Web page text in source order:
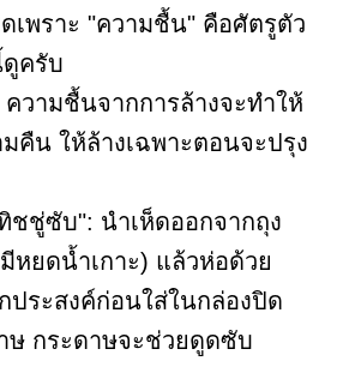
เพราะ "ความชื้น" คือศัตรูตัว
ครับ
วามชื้นจากการล้างจะทำให้
คืน ให้ล้างเฉพาะตอนจะปรุง
ชชู่ซับ": นำเห็ดออกจากถุง
หยดน้ำเกาะ) แล้วห่อด้วย
ประสงค์ก่อนใส่ในกล่องปิด
ษ กระดาษจะช่วยดูดซับ